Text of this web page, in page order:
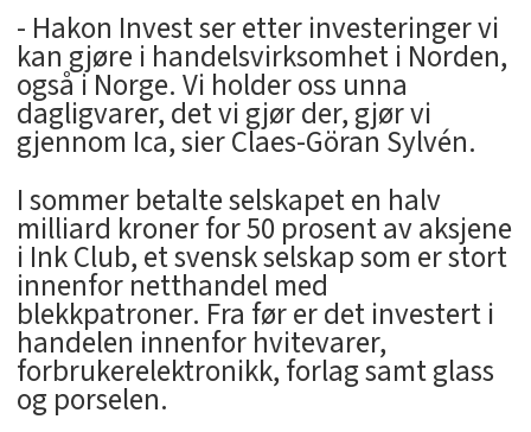
- Hakon Invest ser etter investeringer vi
kan gjøre i handelsvirksomhet i Norden,
også i Norge. Vi holder oss unna
dagligvarer, det vi gjør der, gjør vi
gjennom Ica, sier Claes-Göran Sylvén.
I sommer betalte selskapet en halv
milliard kroner for 50 prosent av aksjene
i Ink Club, et svensk selskap som er stort
innenfor netthandel med
blekkpatroner. Fra før er det investert i
handelen innenfor hvitevarer,
forbrukerelektronikk, forlag samt glass
og porselen.